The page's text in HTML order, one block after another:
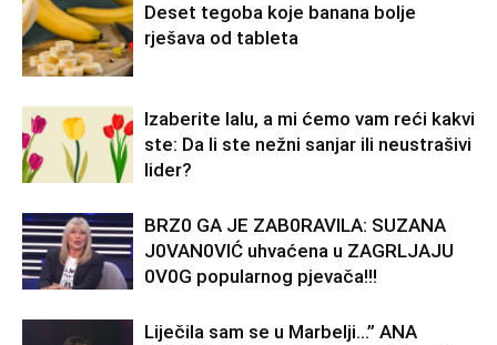
Deset tegoba koje banana bolje
rješava od tableta
Izaberite lalu, a mi ćemo vam reći kakvi
ste: Da li ste nežni sanjar ili neustrašivi
lider?
BRZ0 GA JE ZAB0RAVlLA: SUZANA
J0VAN0VIĆ uhvaćena u ZAGRLJAJU
0V0G popularnog pjevača!!!
Liječila sam se u Marbelji…” ANA